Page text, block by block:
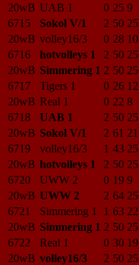
20wB UAB 1 0 25 9
6715
Sokol V/1 2 50 25
20wB volley16/3 0 28 10
6716
hotvolleys 1 2 50 25
20wB Simmering 1 2 50 25
6717
Tigers 1 0 26 12
20wB Real 1 0 22 8
6718
UAB 1 2 50 25
20wB Sokol V/1 2 61 21
6719
volley16/3 1 43 25
20wB hotvolleys 1 2 50 25
6720
UWW 2 0 19 9
20wB UWW 2 2 64 25
6721
Simmering 1 1 63 22
20wB Simmering 1 2 50 25
6722
Real 1 0 30 19
20wB volley16/3 2 50 25